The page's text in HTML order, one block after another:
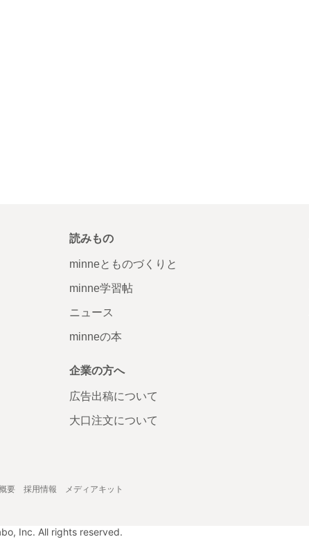
読みもの
minneとものづくりと
minne学習帖
ニュース
minneの本
企業の方へ
広告出稿について
大口注文について
要 採用情報 メディアキット
Inc. All rights reserved.